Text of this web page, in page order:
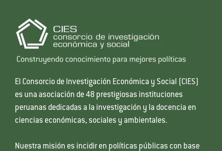
El Consorcio de Investigación Económica y Social (CIES)
es una asociación de 48 prestigiosas instituciones
peruanas dedicadas a la investigación y la docencia en
ciencias económicas, sociales y ambientales.
Nuestra misión es incidir en políticas públicas con base